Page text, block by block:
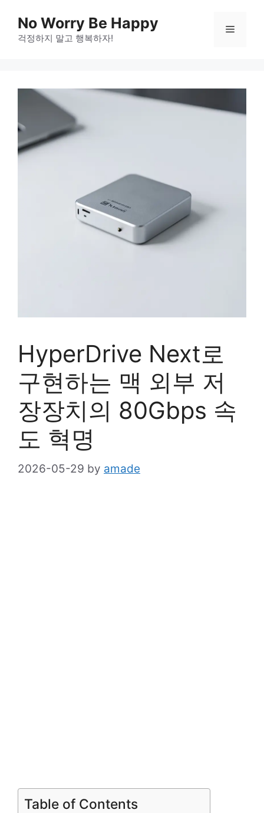
content
No Worry Be Happy
걱정하지 말고 행복하자!
Menu
HyperDrive Next로
구현하는 맥 외부 저
장장치의 80Gbps 속
도 혁명
2026-05-29 by amade
Table of Contents